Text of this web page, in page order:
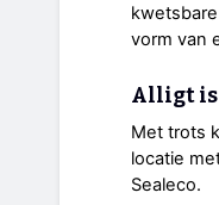
vorm van
Alligt
Met trots
locatie
Sealeco.